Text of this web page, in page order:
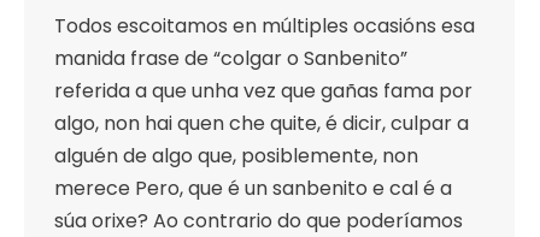
Todos escoitamos en múltiples ocasións esa
manida frase de “colgar o Sanbenito”
referida a que unha vez que gañas fama por
algo, non hai quen che quite, é dicir, culpar a
alguén de algo que, posiblemente, non
merece Pero, que é un sanbenito e cal é a
súa orixe? Ao contrario do que poderíamos